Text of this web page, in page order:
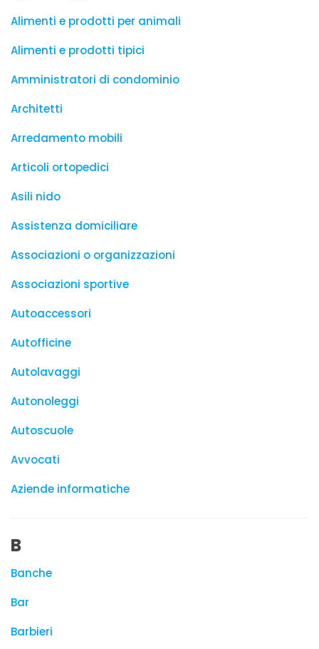
Alimenti e prodotti per animali
Alimenti e prodotti tipici
Amministratori di condominio
Architetti
Arredamento mobili
Articoli ortopedici
Asili nido
Assistenza domiciliare
Associazioni o organizzazioni
Associazioni sportive
Autoaccessori
Autofficine
Autolavaggi
Autonoleggi
Autoscuole
Avvocati
Aziende informatiche
B
Banche
Bar
Barbieri